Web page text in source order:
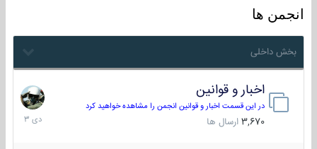
انجمن ها
بخش داخلی
اخبار و قوانین
در این قسمت اخبار و قوانین انجمن را مشاهده خواهید کرد
3,670 ارسال ها
22
دی
1403